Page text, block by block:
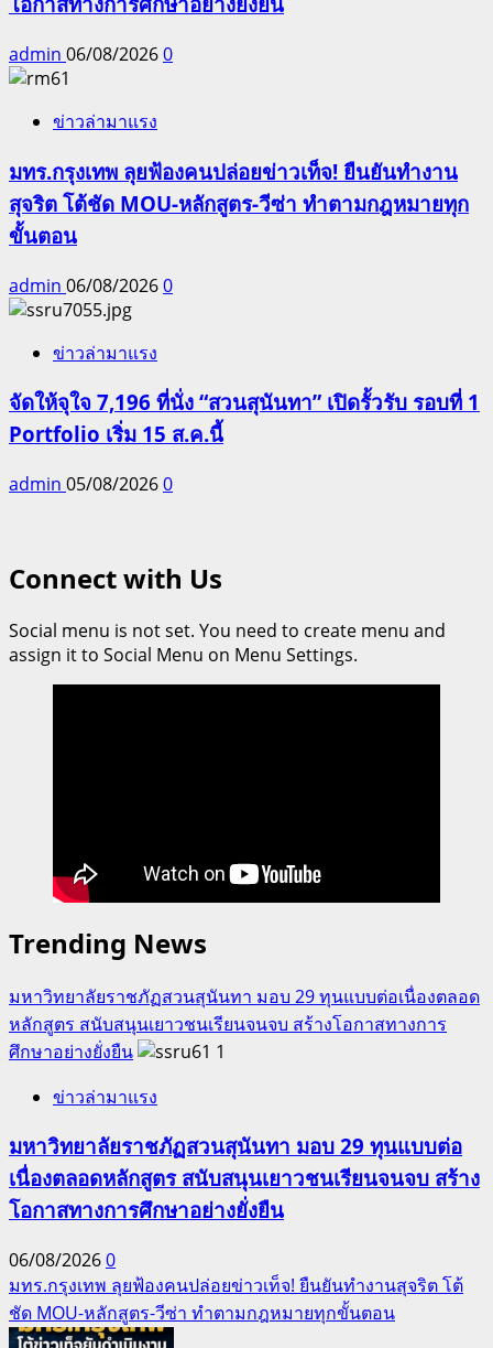
admin 06/08/20260
ข่าวล่ามาแรง
มทร.กรุงเทพ ลุยฟ้องคนปล่อยข่าวเท็จ! ยืนยันทำงาน
สุจริต โต้ชัด MOU-หลักสูตร-วีซ่า ทำตามกฎหมายทุก
ขั้นตอน
admin 06/08/20260
ข่าวล่ามาแรง
จัดให้จุใจ 7,196 ที่นั่ง “สวนสุนันทา” เปิดรั้วรับ รอบที่ 1
Portfolio เริ่ม 15 ส.ค.นี้
admin 05/08/20260
Connect with Us
Social menu is not set. You need to create menu and
assign it to Social Menu on Menu Settings.
Trending News
มหาวิทยาลัยราชภัฏสวนสุนันทา มอบ 29 ทุนแบบต่อเนื่องตลอด
หลักสูตร สนับสนุนเยาวชนเรียนจนจบ สร้างโอกาสทางการ
ศึกษาอย่างยั่งยืน
1
ข่าวล่ามาแรง
มหาวิทยาลัยราชภัฏสวนสุนันทา มอบ 29 ทุนแบบต่อ
เนื่องตลอดหลักสูตร สนับสนุนเยาวชนเรียนจนจบ สร้าง
โอกาสทางการศึกษาอย่างยั่งยืน
06/08/20260
มทร.กรุงเทพ ลุยฟ้องคนปล่อยข่าวเท็จ! ยืนยันทำงานสุจริต โต้
ชัด MOU-หลักสูตร-วีซ่า ทำตามกฎหมายทุกขั้นตอน